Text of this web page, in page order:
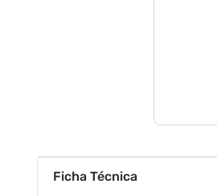
Ficha Técnica